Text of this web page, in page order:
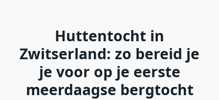
Huttentocht in
Zwitserland: zo bereid je
je voor op je eerste
meerdaagse bergtocht